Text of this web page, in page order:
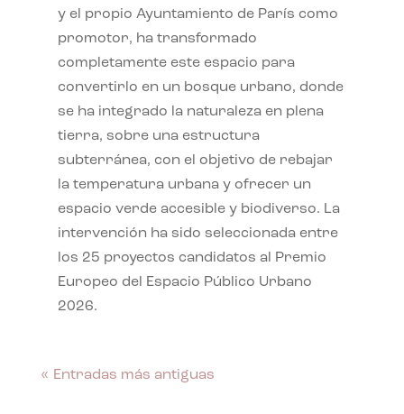
y el propio Ayuntamiento de París como
promotor, ha transformado
completamente este espacio para
convertirlo en un bosque urbano, donde
se ha integrado la naturaleza en plena
tierra, sobre una estructura
subterránea, con el objetivo de rebajar
la temperatura urbana y ofrecer un
espacio verde accesible y biodiverso. La
intervención ha sido seleccionada entre
los 25 proyectos candidatos al Premio
Europeo del Espacio Público Urbano
2026.
« Entradas más antiguas